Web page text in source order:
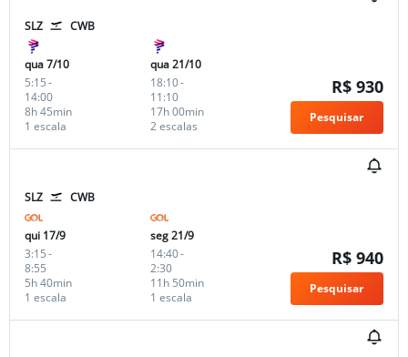
SLZ CWB
qua 7/10
5:15-
14:00
1 escala
8h 45min
qua 21/10
18:10-
11:10
2 escalas
17h 00min
R$ 930
Pesquisar
SLZ CWB
qui 17/9
3:15-
8:55
1 escala
5h 40min
seg 21/9
14:40-
2:30
1 escala
11h 50min
R$ 940
Pesquisar